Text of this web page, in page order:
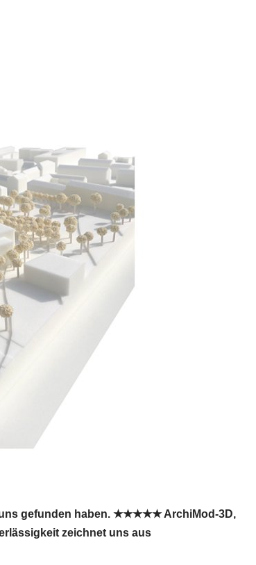
uns gefunden haben. ★★★★★ ArchiMod-3D,
zeichnet uns aus